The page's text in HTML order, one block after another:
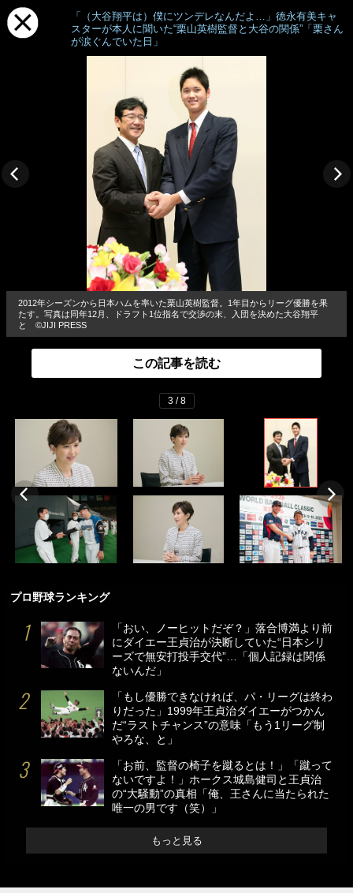
「（大谷翔平は）僕にツンデレなんだよ…」徳永有美キャ
スターが本人に聞いた“栗山英樹監督と大谷の関係”「栗さん
が涙ぐんでいた日」
2012年シーズンから日本ハムを率いた栗山英樹監督。1年目からリーグ優勝を果
たす。写真は同年12月、ドラフト1位指名で交渉の末、入団を決めた大谷翔平
と ©JIJI PRESS
この記事を読む
3 / 8
プロ野球ランキング
「おい、ノーヒットだぞ？」落合博満より前
にダイエー王貞治が決断していた“日本シリ
ーズで無安打投手交代”…「個人記録は関係
ないんだ」
「もし優勝できなければ、パ・リーグは終わ
りだった」1999年王貞治ダイエーがつかん
だ“ラストチャンス”の意味「もう1リーグ制
やろな、と」
「お前、監督の椅子を蹴るとは！」「蹴って
ないですよ！」ホークス城島健司と王貞治
の“大騒動”の真相「俺、王さんに当たられた
唯一の男です（笑）」
もっと見る